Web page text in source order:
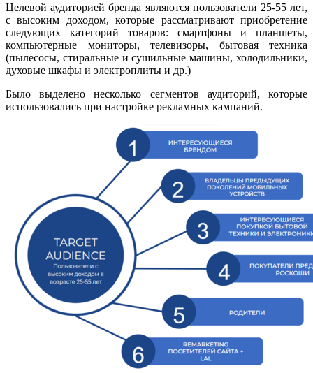
Целевой аудиторией бренда являются пользователи 25-55 лет,
с высоким доходом, которые рассматривают приобретение
следующих категорий товаров: смартфоны и планшеты,
компьютерные мониторы, телевизоры, бытовая техника
(пылесосы, стиральные и сушильные машины, холодильники,
духовые шкафы и электроплиты и др.)
Было выделено несколько сегментов аудиторий, которые
использовались при настройке рекламных кампаний.